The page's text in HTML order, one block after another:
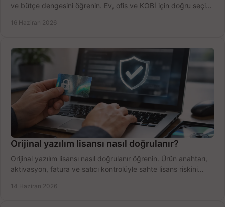
ve bütçe dengesini öğrenin. Ev, ofis ve KOBİ için doğru seçimi
16 Haziran 2026
Orijinal yazılım lisansı nasıl doğrulanır?
Orijinal yazılım lisansı nasıl doğrulanır öğrenin. Ürün anahtarı,
aktivasyon, fatura ve satıcı kontrolüyle sahte lisans riskini
14 Haziran 2026